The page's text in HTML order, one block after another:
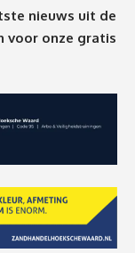
nieuws uit de
voor onze gratis